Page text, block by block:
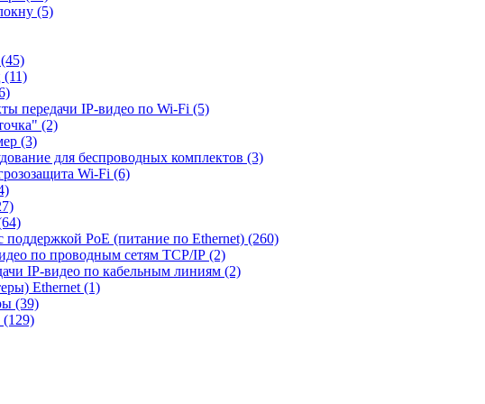
(5)
(45)
(11)
передачи IP-видео по Wi-Fi (5)
(2)
(3)
для беспроводных комплектов (3)
Wi-Fi (6)
поддержкой PoE (питание по Ethernet) (260)
по проводным сетям TCP/IP (2)
IP-видео по кабельным линиям (2)
Ethernet (1)
(39)
(129)